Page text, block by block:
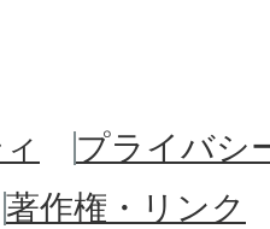
プライバシ
著作権・リンク